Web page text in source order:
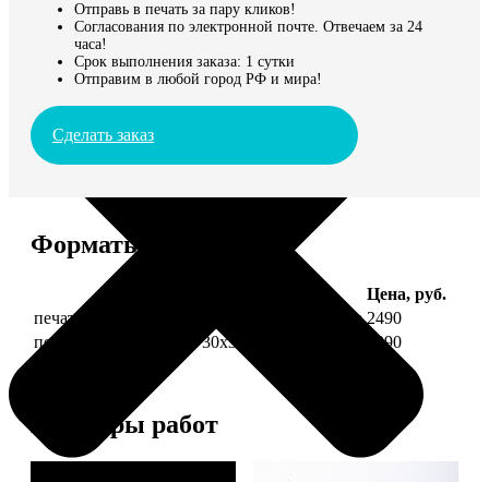
Отправь в печать за пару кликов!
Согласования по электронной почте. Отвечаем за 24
часа!
Срок выполнения заказа: 1 сутки
Отправим в любой город РФ и мира!
Сделать заказ
Форматы и цены
Цена, руб.
печать фото на холсте 30х30 на подрамнике 2490
печать фото на холсте 30х30 в раме
4990
Примеры работ